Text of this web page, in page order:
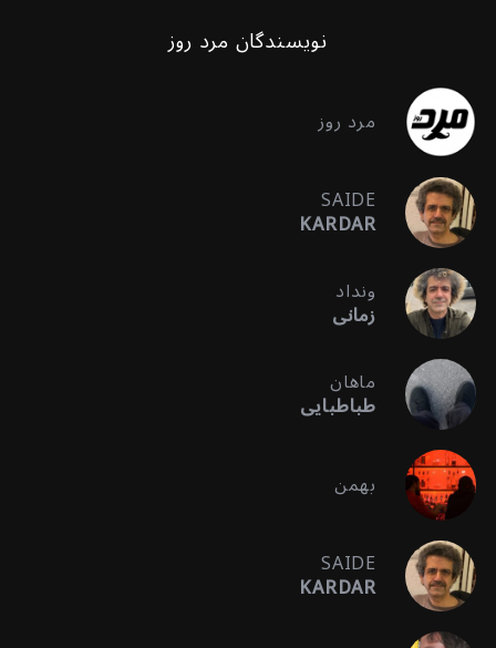
نویسندگان مرد روز
مرد روز
SAIDE
KARDAR
ونداد
زمانی
ماهان
طباطبایی
بهمن
SAIDE
KARDAR